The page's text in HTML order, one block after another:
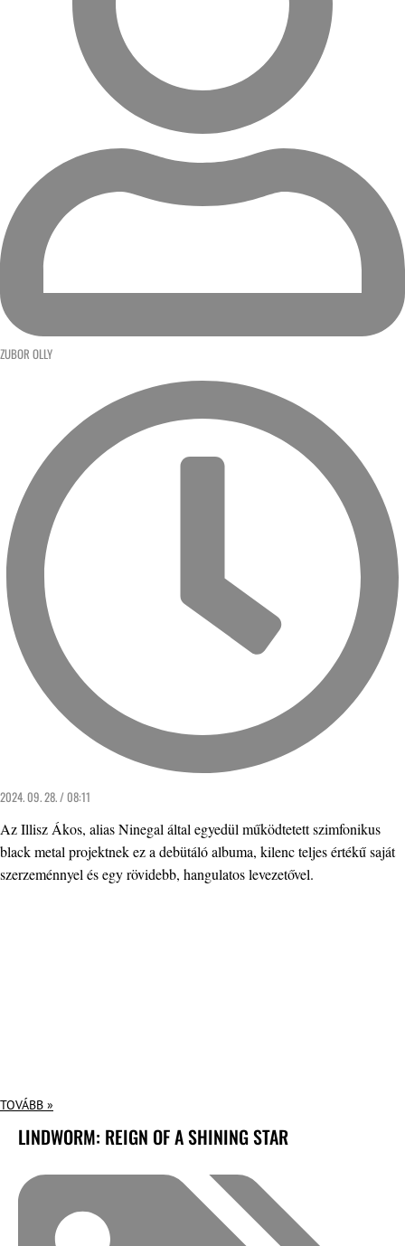
ZUBOR OLLY
2024. 09. 28. / 08:11
Az Illisz Ákos, alias Ninegal által egyedül működtetett szimfonikus
black metal projektnek ez a debütáló albuma, kilenc teljes értékű saját
szerzeménnyel és egy rövidebb, hangulatos levezetővel.
TOVÁBB »
LINDWORM: REIGN OF A SHINING STAR